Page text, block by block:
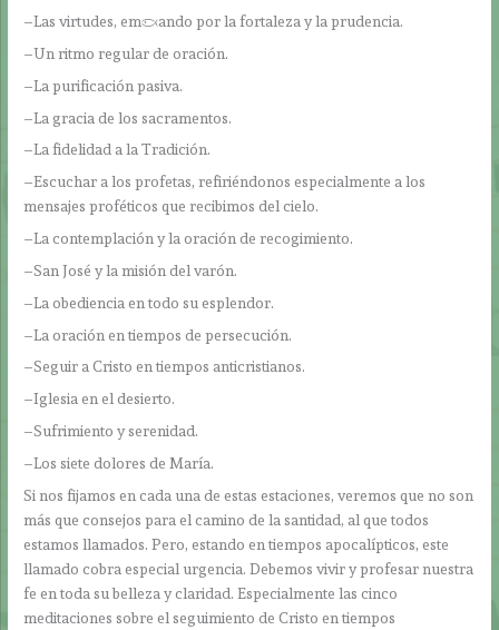
–Las virtudes, empezando por la fortaleza y la prudencia.
–Un ritmo regular de oración.
–La purificación pasiva.
–La gracia de los sacramentos.
–La fidelidad a la Tradición.
–Escuchar a los profetas, refiriéndonos especialmente a los
mensajes proféticos que recibimos del cielo.
–La contemplación y la oración de recogimiento.
–San José y la misión del varón.
–La obediencia en todo su esplendor.
–La oración en tiempos de persecución.
–Seguir a Cristo en tiempos anticristianos.
–Iglesia en el desierto.
–Sufrimiento y serenidad.
–Los siete dolores de María.
Si nos fijamos en cada una de estas estaciones, veremos que no son
más que consejos para el camino de la santidad, al que todos
estamos llamados. Pero, estando en tiempos apocalípticos, este
llamado cobra especial urgencia. Debemos vivir y profesar nuestra
fe en toda su belleza y claridad. Especialmente las cinco
meditaciones sobre el seguimiento de Cristo en tiempos